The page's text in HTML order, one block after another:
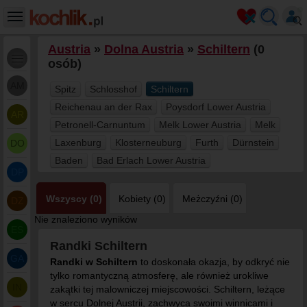
DO
Austria » Dolna Austria » Schiltern (0
osób)
Spitz Schlosshof
Schiltern
Reichenau an der Rax
Poysdorf Lower Austria
Petronell-Carnuntum
Melk Lower Austria
Melk
Laxenburg
Klosterneuburg Furth
Dürnstein
Baden
Bad Erlach Lower Austria
Wszyscy (0) Kobiety (0)
Meżczyźni (0)
Nie znaleziono wyników
Randki Schiltern
Randki w Schiltern to doskonała okazja, by odkryć nie
tylko romantyczną atmosferę, ale również urokliwe
zakątki tej malowniczej miejscowości. Schiltern, leżące
w sercu Dolnej Austrii, zachwyca swoimi winnicami i